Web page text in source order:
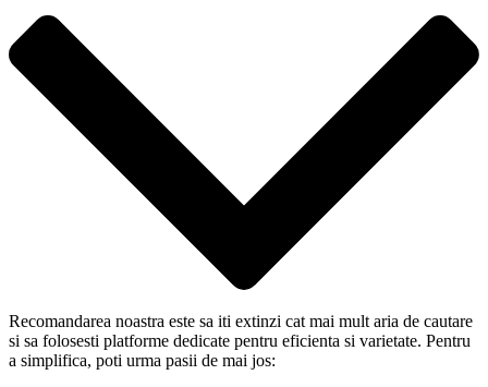
Recomandarea noastra este sa iti extinzi cat mai mult aria de cautare
si sa folosesti platforme dedicate pentru eficienta si varietate. Pentru
a simplifica, poti urma pasii de mai jos: